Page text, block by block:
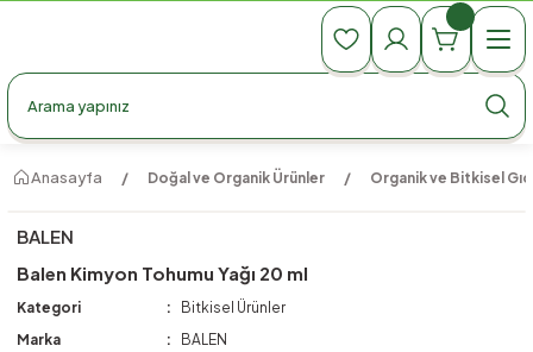
990 TL Üzeri Ücretsiz Kargo
990 TL Üzeri Ücretsiz Kargo
Anasayfa Doğal ve Organik Ürünler Organik ve Bitkisel
BALEN
Balen Kimyon Tohumu Yağı 20 ml
Kategori
Bitkisel Ürünler
Marka
BALEN